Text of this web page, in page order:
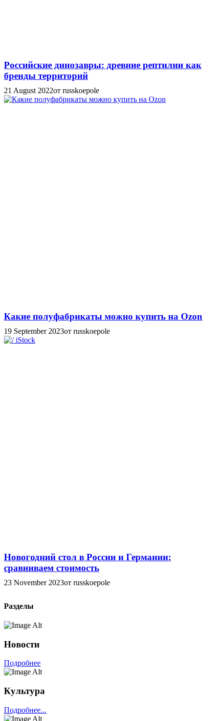
Российские динозавры: древние рептилии как
бренды территорий
21 August 2022от russkoepole
Какие полуфабрикаты можно купить на Ozon
19 September 2023от russkoepole
Новогодний стол в России и Германии:
сравниваем стоимость
23 November 2023от russkoepole
Разделы
Новости
Подробнее
Культура
Подробнее...